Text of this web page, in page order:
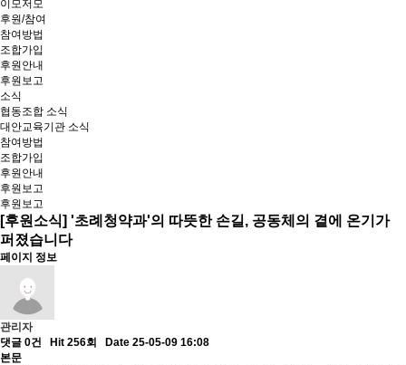
이모저모
후원/참여
참여방법
조합가입
후원안내
후원보고
소식
협동조합 소식
대안교육기관 소식
참여방법
조합가입
후원안내
후원보고
후원보고
[후원소식] '초례청약과'의 따뜻한 손길, 공동체의 곁에 온기가
퍼졌습니다
페이지 정보
관리자
댓글 0건
Hit 256회
Date 25-05-09 16:08
본문